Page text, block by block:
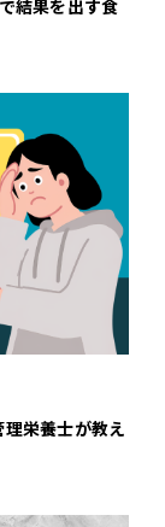
結果を出す食
理栄養士が教え